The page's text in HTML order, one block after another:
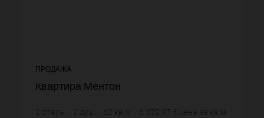
ПРОДАЖА
Квартира Ментон
2 спаль. 2 душ. 62 кв.м. 6 370,97 €
цена за кв.м.